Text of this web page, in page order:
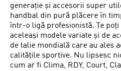
generație și accesorii super
handbal din pură plăcere în
într-o ligă profesionistă. Te
aceleași modele variate și de
de talie mondială care au ales
calitățile sportive. Nu lipsesc
cum ar fi Clima, RDY, Court,